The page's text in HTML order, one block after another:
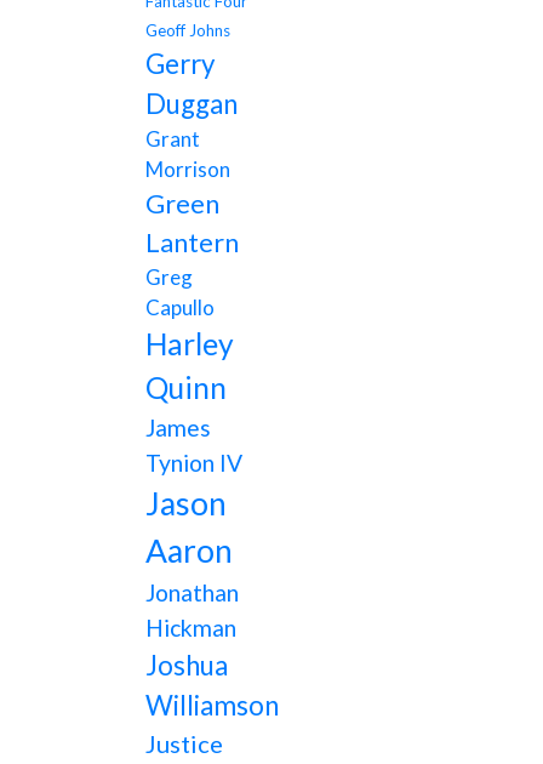
Geoff Johns
Gerry
Duggan
Grant
Morrison
Green
Lantern
Greg
Capullo
Harley
Quinn
James
Tynion IV
Jason
Aaron
Jonathan
Hickman
Joshua
Williamson
Justice